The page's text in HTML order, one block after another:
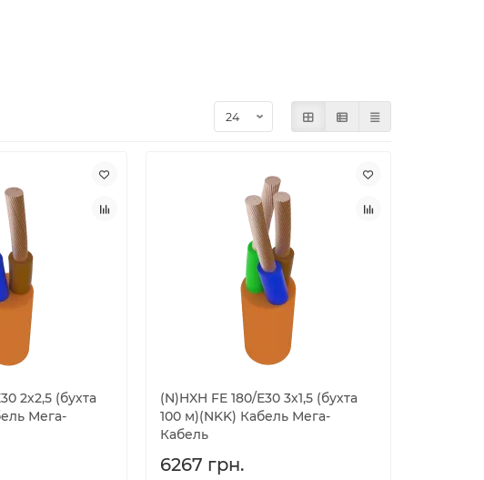
2х2,5 (бухта
Мега-
(N)HXH FE 180/Е30 3х1,5 (бухта
100 м)(NKK) Кабель Мега-
Кабель
6267 грн.